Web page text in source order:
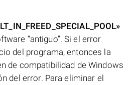
“antiguo”. Si el error
del programa, entonces la
de compatibilidad de Windows
del error. Para eliminar el